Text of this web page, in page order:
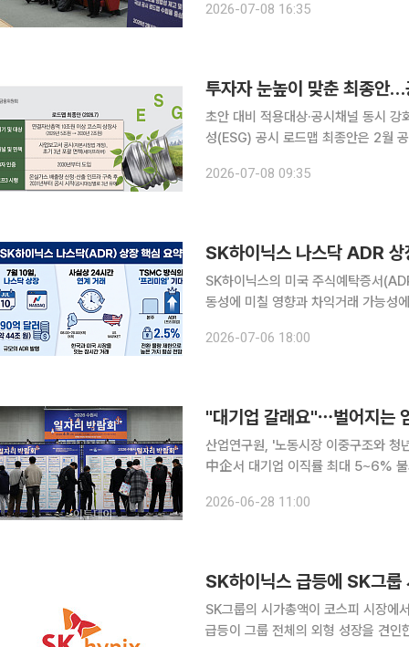
초안보다 대상과 속도가 모두 확대됐
2026-07-08 16:35
초안 대비 적용대상·공시채널 동시 강화
성(ESG) 공시 로드맵 최종안은 2월
2026-07-08 09:35
SK하이닉스 나스닥 ADR
SK하이닉스의 미국 주식예탁증서
동성에 미칠 영향과 차익거래 가능성에 금융투
다. 직전 거래일 -6%대에서 10% 넘
2026-07-06 18:00
"대기업 갈래요"⋯벌어지는
산업연구원, '노동시장 이중구조와
中企서 대기업 이직률 최대 5~6%
일자리를 구하기 위해 노동시장 진입
2026-06-28 11:00
SK하이닉스 급등에 SK그
SK그룹의 시가총액이 코스피 시장
급등이 그룹 전체의 외형 성장을 견인한 결과다. 16일 한국거래소에 따르면